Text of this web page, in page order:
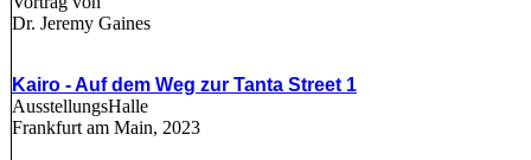
Dr. Jeremy Gaines
Kairo - Auf dem Weg zur Tanta Street 1
AusstellungsHalle
Frankfurt am Main, 2023